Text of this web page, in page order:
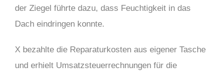
der Ziegel führte dazu, dass Feuchtigkeit in das
Dach eindringen konnte.
X bezahlte die Reparaturkosten aus eigener Tasche
und erhielt Umsatzsteuerrechnungen für die